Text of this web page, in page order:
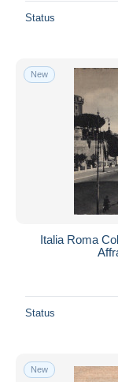
Status
New
Italia Roma
Status
New